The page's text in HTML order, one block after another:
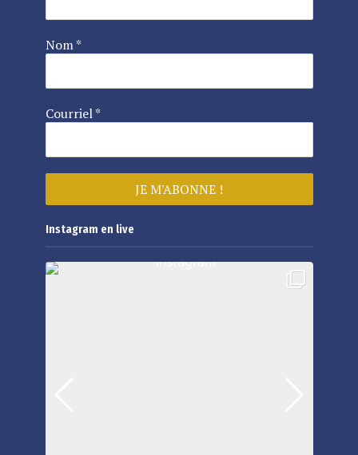
Nom*
Courriel*
Instagram en live